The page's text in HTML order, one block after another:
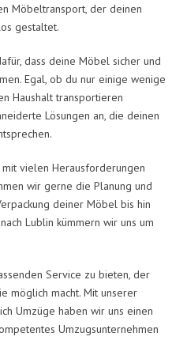
Möbeltransport, der deinen
gestaltet.
dass deine Möbel sicher und
Egal, ob du nur einige wenige
Haushalt transportieren
Lösungen an, die deinen
vielen Herausforderungen
wir gerne die Planung und
deiner Möbel bis hin
Lublin kümmern wir uns um
Service zu bieten, der
möglich macht. Mit unserer
Umzüge haben wir uns einen
Umzugsunternehmen